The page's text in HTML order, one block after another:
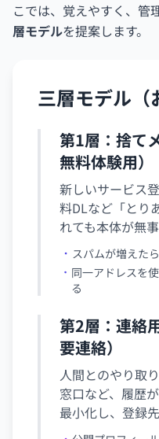
こでは、覚えやすく、管
層モデルを提案します。
三層モデル（
第1層：捨て
無料体験用）
新しいサービス
料DLなど「とり
れても本体が無
スパムが増えた
同一アドレスを
る
第2層：連絡
要連絡）
人間とのやり取
窓口など、履歴
最小化し、登録